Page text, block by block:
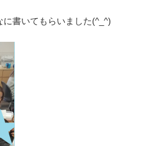
に書いてもらいました(^_^)